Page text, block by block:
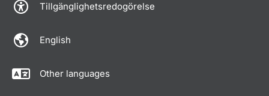
Tillgänglighetsredogörelse
English
Other languages